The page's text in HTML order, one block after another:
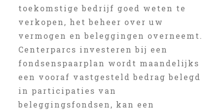
toekomstige bedrijf goed weten te
verkopen, het beheer over uw
vermogen en beleggingen overneemt.
Centerparcs investeren bij een
fondsenspaarplan wordt maandelijks
een vooraf vastgesteld bedrag belegd
in participaties van
beleggingsfondsen, kan een